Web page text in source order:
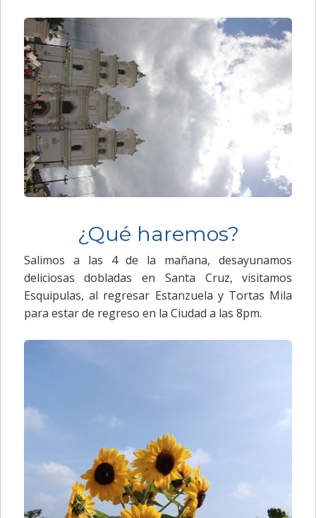
¿Qué haremos?
Salimos a las 4 de la mañana, desayunamos
deliciosas dobladas en Santa Cruz, visitamos
Esquipulas, al regresar Estanzuela y Tortas Mila
para estar de regreso en la Ciudad a las 8pm.